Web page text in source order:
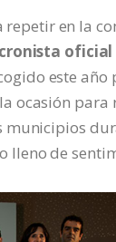
en la
cronista
este
ocasión para
lleno de